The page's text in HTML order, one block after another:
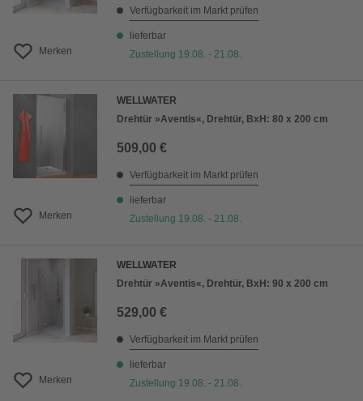
Merken
Verfügbarkeit im Markt prüfen
lieferbar
Zustellung 19.08. - 21.08.
Merken
WELLWATER
Drehtür »Aventis«, Drehtür, BxH: 80 x 200 cm
509,00 €
Verfügbarkeit im Markt prüfen
lieferbar
Zustellung 19.08. - 21.08.
Merken
WELLWATER
Drehtür »Aventis«, Drehtür, BxH: 90 x 200 cm
529,00 €
Verfügbarkeit im Markt prüfen
lieferbar
Zustellung 19.08. - 21.08.